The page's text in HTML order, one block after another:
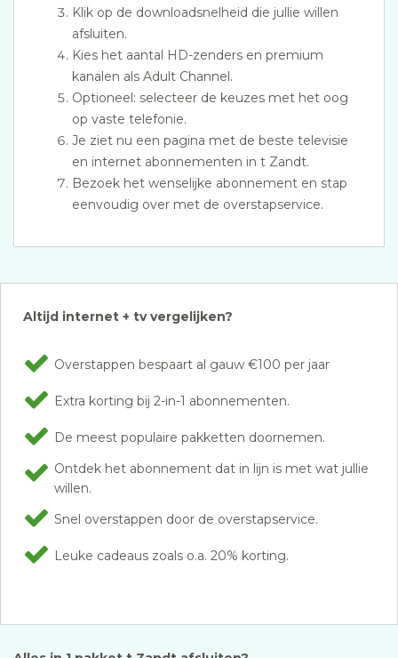
Klik op de downloadsnelheid die jullie willen
afsluiten.
Kies het aantal HD-zenders en premium
kanalen als Adult Channel.
Optioneel: selecteer de keuzes met het oog
op vaste telefonie.
Je ziet nu een pagina met de beste televisie
en internet abonnementen in t Zandt.
Bezoek het wenselijke abonnement en stap
eenvoudig over met de overstapservice.
Altijd internet + tv vergelijken?
Overstappen bespaart al gauw €100 per jaar
Extra korting bij 2-in-1 abonnementen.
De meest populaire pakketten doornemen.
Ontdek het abonnement dat in lijn is met wat jullie
willen.
Snel overstappen door de overstapservice.
Leuke cadeaus zoals o.a. 20% korting.